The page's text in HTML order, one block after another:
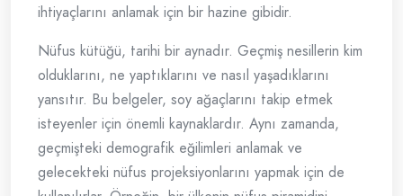
ihtiyaçlarını anlamak için bir hazine gibidir.
Nüfus kütüğü, tarihi bir aynadır. Geçmiş nesillerin kim
olduklarını, ne yaptıklarını ve nasıl yaşadıklarını
yansıtır. Bu belgeler, soy ağaçlarını takip etmek
isteyenler için önemli kaynaklardır. Aynı zamanda,
geçmişteki demografik eğilimleri anlamak ve
gelecekteki nüfus projeksiyonlarını yapmak için de